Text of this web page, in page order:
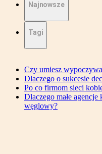
Najnowsze
Tagi
Czy umiesz
Dlaczego o sukcesie
Po co firmom sieci
Dlaczego małe
węglowy?